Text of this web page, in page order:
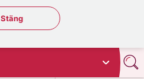
Stäng regionsväljaren
Stäng